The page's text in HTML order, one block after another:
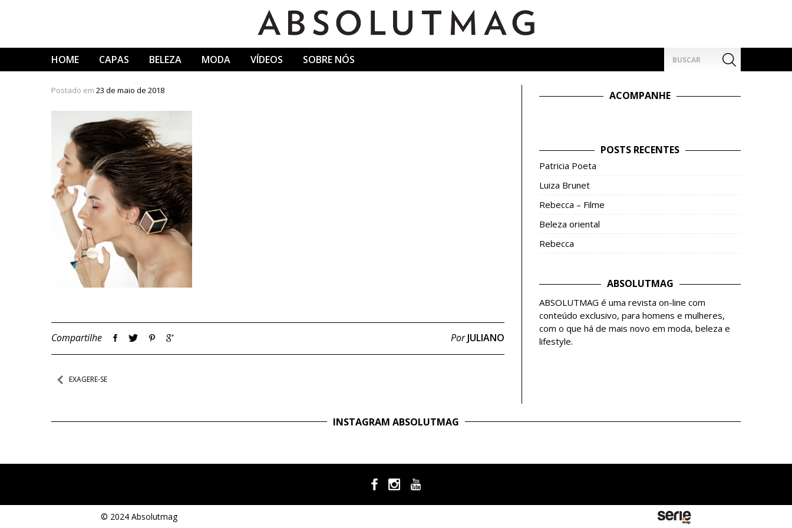
HOME CAPAS BELEZA MODA VÍDEOS SOBRE NÓS
por:
Postado em 23 de maio de 2018
Compartilhe PorJULIANO
Navegação
Post
EXAGERE-SE
ACOMPANHE
POSTS RECENTES
Patricia Poeta
Luiza Brunet
Rebecca – Filme
Beleza oriental
Rebecca
ABSOLUTMAG
ABSOLUTMAG é uma revista on-line com
conteúdo exclusivo, para homens e mulheres,
com o que há de mais novo em moda, beleza e
lifestyle.
INSTAGRAM ABSOLUTMAG
© 2024 Absolutmag